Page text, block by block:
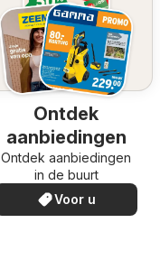
Ontdek
aanbiedingen
Ontdek aanbiedingen
in de buurt
Voor u